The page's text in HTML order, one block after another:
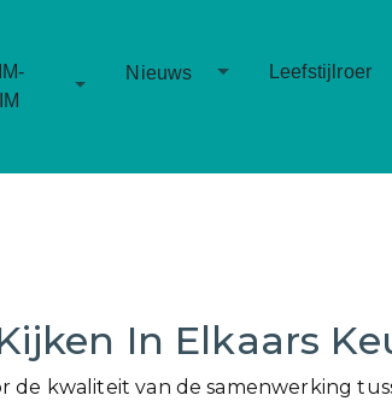
Toggle Dropdown
Nieuws Toggle Dropdown
Leefstijlroer
In Elkaars
de kwaliteit van de samenwerking